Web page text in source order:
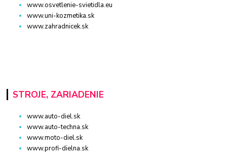
www.osvetlenie-svietidla.eu
www.uni-kozmetika.sk
www.zahradnicek.sk
STROJE, ZARIADENIE
www.auto-diel.sk
www.auto-techna.sk
www.moto-diel.sk
www.profi-dielna.sk